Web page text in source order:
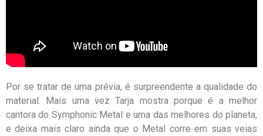
Por se tratar de uma prévia, é surpreendente a qualidade do
material. Mais uma vez Tarja mostra porque é a melhor
cantora do Symphonic Metal e uma das melhores do planeta,
e deixa mais claro ainda que o Metal corre em suas veias